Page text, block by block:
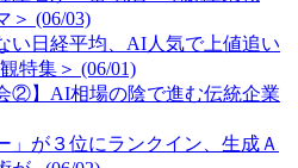
＞ (06/03)
い日経平均、AI人気で上値追い
特集＞ (06/01)
②】AI相場の陰で進む伝統企業
」が３位にランクイン、生成Ａ